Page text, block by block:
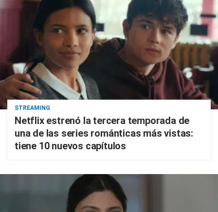
STREAMING
Netflix estrenó la tercera temporada de
una de las series románticas más vistas:
tiene 10 nuevos capítulos